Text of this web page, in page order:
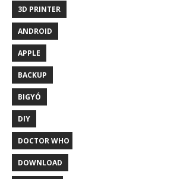
3D PRINTER
ANDROID
APPLE
BACKUP
BIGYÓ
DIY
DOCTOR WHO
DOWNLOAD